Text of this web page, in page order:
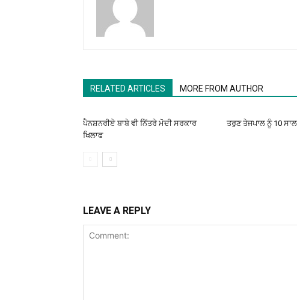
RELATED ARTICLES MORE FROM AUTHOR
ਪੈਨਸ਼ਨਰੀਏ ਬਾਬੇ ਵੀ ਨਿੱਤਰੇ ਮੋਦੀ ਸਰਕਾਰ
ਖਿਲਾਫ
ਤਰੁਣ ਤੇਜਪਾਲ ਨੂੰ 10
LEAVE A REPLY